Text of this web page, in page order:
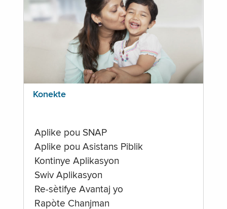
Konekte
Aplike pou SNAP
Aplike pou Asistans Piblik
Kontinye Aplikasyon
Swiv Aplikasyon
Re-sètifye Avantaj yo
Rapòte Chanjman